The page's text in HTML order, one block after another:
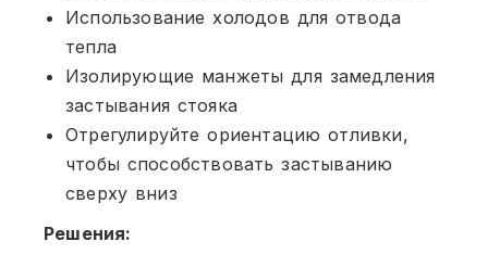
Использование холодов для отвода
тепла
Изолирующие манжеты для замедления
застывания стояка
Отрегулируйте ориентацию отливки,
чтобы способствовать застыванию
сверху вниз
Решения: